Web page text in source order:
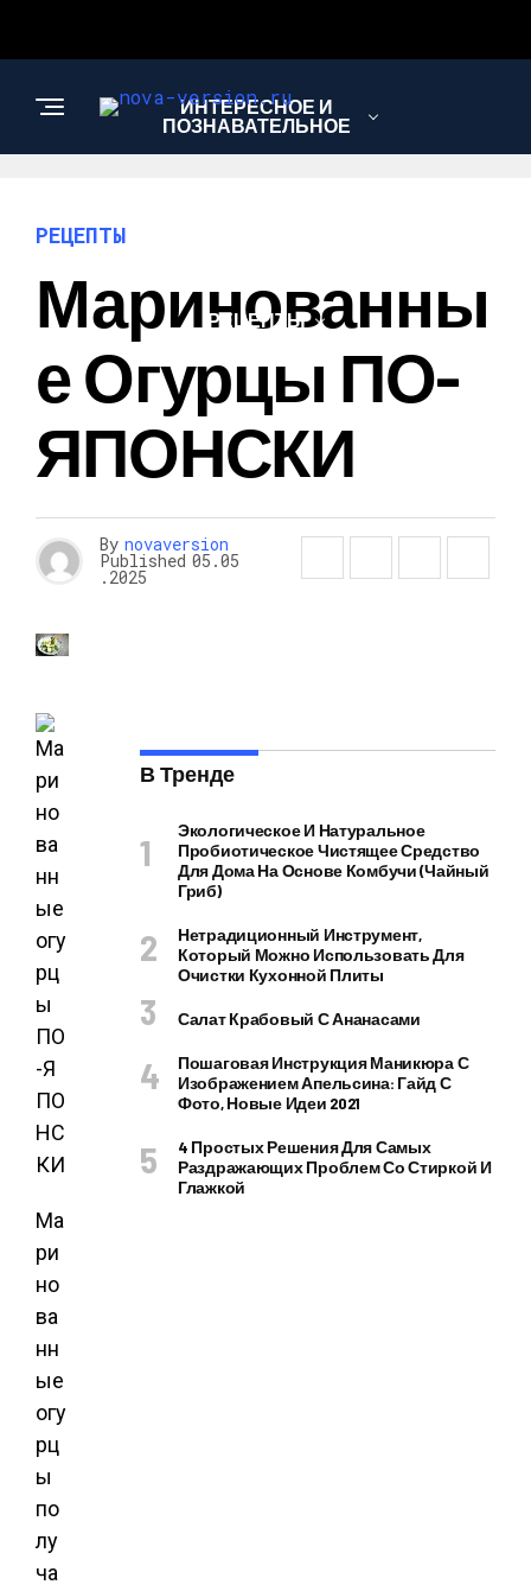
ИНТЕРЕСНОЕ И
ПОЗНАВАТЕЛЬНОЕ
РЕЦЕПТЫ
РЕЦЕПТЫ
Маринованны
Е Огурцы ПО-
ЯПОНСКИ
By novaversion
Published 05.05
.2025
Ма
ри
но
ва
нн
ые
огу
рц
ы
по
лу
ча
В Тренде
Экологическое И Натуральное
Пробиотическое Чистящее Средство
Для Дома На Основе Комбучи (чайный
Гриб)
Нетрадиционный Инструмент,
Который Можно Использовать Для
Очистки Кухонной Плиты
Салат Крабовый С Ананасами
Пошаговая Инструкция Маникюра С
Изображением Апельсина: Гайд С
Фото, Новые Идеи 2021
4 Простых Решения Для Самых
Раздражающих Проблем Со Стиркой И
Глажкой